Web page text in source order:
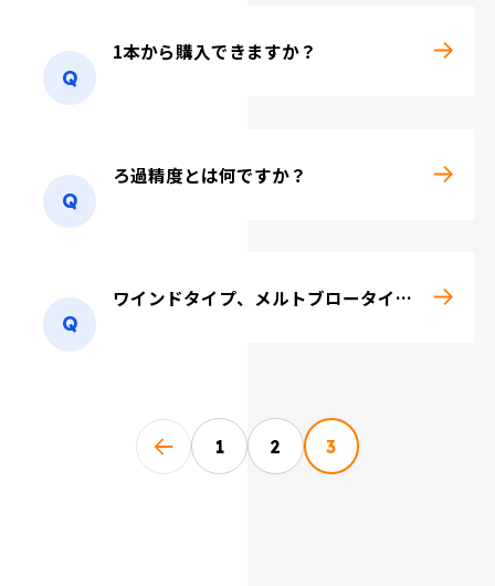
1本から購入できますか？
ろ過精度とは何ですか？
ワインドタイプ、メルトブロータイプ、積層タイプについて教えて下さい。
投稿のページ送り
前へ 1 2 3